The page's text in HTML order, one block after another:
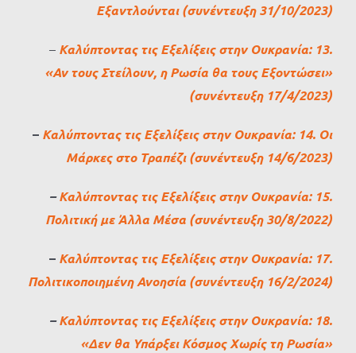
Εξαντλούνται (συνέντευξη 31/10/2023)
– Καλύπτοντας τις Εξελίξεις στην Ουκρανία: 13.
«Αν τους Στείλουν, η Ρωσία θα τους Εξοντώσει»
(συνέντευξη 17/4/2023)
– Καλύπτοντας τις Εξελίξεις στην Ουκρανία: 14. Οι
Μάρκες στο Τραπέζι (συνέντευξη 14/6/2023)
–Καλύπτοντας τις Εξελίξεις στην Ουκρανία: 15.
Πολιτική με Άλλα Μέσα (συνέντευξη 30/8/2022)
– Καλύπτοντας τις Εξελίξεις στην Ουκρανία: 17.
Πολιτικοποιημένη Ανοησία (συνέντευξη 16/2/2024)
–Καλύπτοντας τις Εξελίξεις στην Ουκρανία: 18.
«Δεν θα Υπάρξει Κόσμος Χωρίς τη Ρωσία»